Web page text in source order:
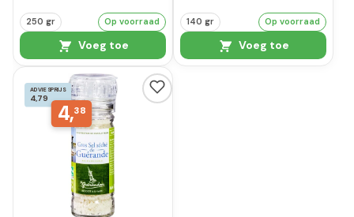
250 gr Op voorraad
Voeg toe
140 gr Op voorraad
Voeg toe
ADVIESPRIJS
4,79
4,38